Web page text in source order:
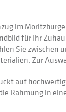
im
für Ihr
Sie zwischen
Zur
auf
Rahmung in